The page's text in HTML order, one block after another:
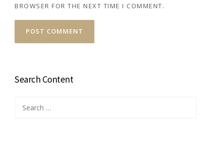
BROWSER FOR THE NEXT TIME I COMMENT.
Search Content
for: